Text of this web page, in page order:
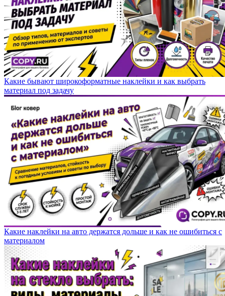
Какие бывают широкоформатные наклейки и как выбрать
материал под задачу
Какие наклейки на авто держатся дольше и как не ошибиться с
материалом